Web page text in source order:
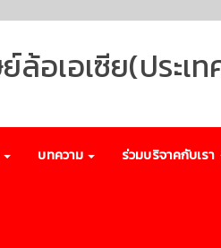
อเอเซีย(ประเท
บทความ ร่วมบริจาคกับเรา